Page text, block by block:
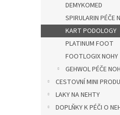
DEMYKOMED
SPIRULARIN PÉČE
KART PODOLOGY
PLATINUM FOOT
FOOTLOGIX NOHY
GEHWOL PÉČE
CESTOVNÍ MINI
LAKY NA NEHTY
DOPLŇKY K PÉČI O